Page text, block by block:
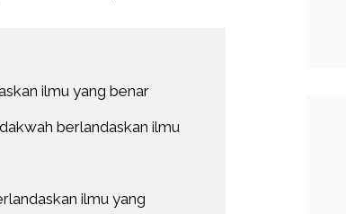
ilmu yang benar
berlandaskan ilmu
ilmu yang